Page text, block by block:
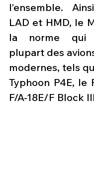
l’ensemble.
LAD et HMD, le
la norme qui
plupart des
modernes, tels
Typhoon P4E, le
F/A-18E/F Block